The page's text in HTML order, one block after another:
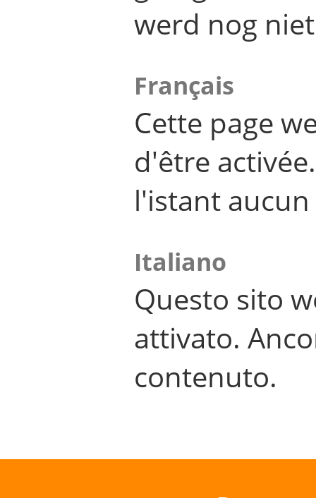
werd nog
Français
Cette page
d'être
l'istant
Italiano
Questo sito
attivato.
contenuto.